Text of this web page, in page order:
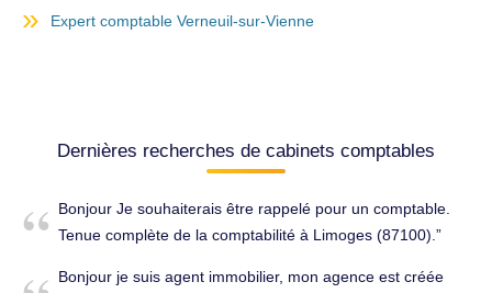
Expert comptable Verneuil-sur-Vienne
Dernières recherches de cabinets comptables
Bonjour Je souhaiterais être rappelé pour un comptable.
Tenue complète de la comptabilité à Limoges (87100).
Bonjour je suis agent immobilier, mon agence est créée